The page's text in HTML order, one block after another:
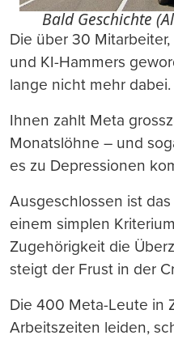
Bald Geschichte
Die über 30
und KI-Hammers
lange nicht mehr dabei.
Ihnen zahlt Meta
Monatslöhne – und
es zu Depressionen
Ausgeschlossen ist
einem simplen
Zugehörigkeit die
steigt der Frust in der
Die 400 Meta-Leute in
Arbeitszeiten leiden,